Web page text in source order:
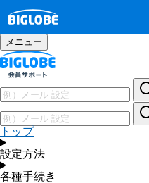
メニュー
トップ
設定方法
各種手続き